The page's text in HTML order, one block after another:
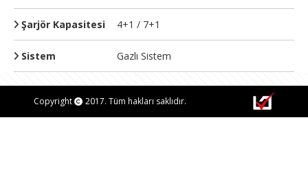
Şarjör Kapasitesi 4+1 / 7+1
Sistem Gazlı Sistem
Copyright 2017. Tüm hakları saklıdır.